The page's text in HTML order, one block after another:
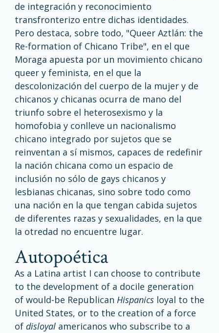
de integración y reconocimiento
transfronterizo entre dichas identidades.
Pero destaca, sobre todo, "Queer Aztlán: the
Re-formation of Chicano Tribe", en el que
Moraga apuesta por un movimiento chicano
queer y feminista, en el que la
descolonización del cuerpo de la mujer y de
chicanos y chicanas ocurra de mano del
triunfo sobre el heterosexismo y la
homofobia y conlleve un nacionalismo
chicano integrado por sujetos que se
reinventan a sí mismos, capaces de redefinir
la nación chicana como un espacio de
inclusión no sólo de gays chicanos y
lesbianas chicanas, sino sobre todo como
una nación en la que tengan cabida sujetos
de diferentes razas y sexualidades, en la que
la otredad no encuentre lugar.
autopoética
As a Latina artist I can choose to contribute
to the development of a docile generation
of would-be Republican Hispanics loyal to the
United States, or to the creation of a force
of disloyal americanos who subscribe to a